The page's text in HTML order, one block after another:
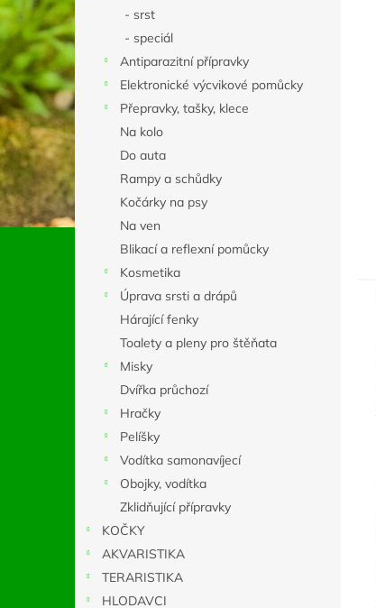
e
l
- srst
- speciál
Antiparazitní přípravky
Elektronické výcvikové pomůcky
Přepravky, tašky, klece
Na kolo
Do auta
Rampy a schůdky
Kočárky na psy
Na ven
Blikací a reflexní pomůcky
Kosmetika
Úprava srsti a drápů
Hárající fenky
Toalety a pleny pro štěňata
Misky
Dvířka průchozí
Hračky
Pelíšky
Vodítka samonavíjecí
Obojky, vodítka
Zklidňující přípravky
KOČKY
AKVARISTIKA
TERARISTIKA
HLODAVCI